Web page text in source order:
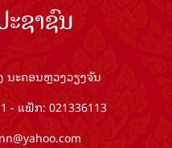
ຊາຊົນ
ນະຄອນຫຼວງວຽງຈັນ
- ແຟັກ: 021336113